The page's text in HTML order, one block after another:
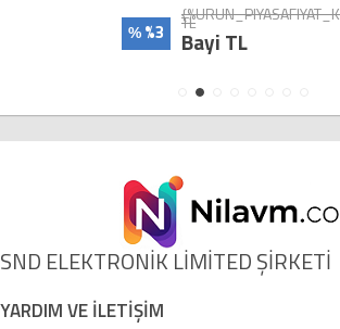
TL
Bayi TL
SND ELEKTRONİK LİMİTED ŞİRKETİ
YARDIM VE İLETİŞİM